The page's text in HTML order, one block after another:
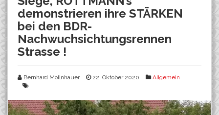
demonstrieren ihre STÄRKEN
bei den BDR-
Nachwuchsichtungsrennen
Strasse !
Bernhard Mollnhauer 22. Oktober 2020 Allgemein